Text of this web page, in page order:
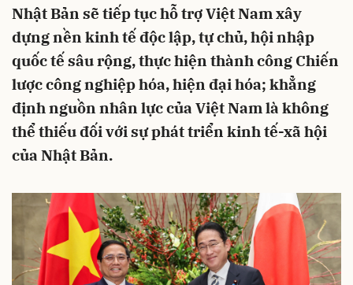
Nhật Bản sẽ tiếp tục hỗ trợ Việt Nam xây
dựng nền kinh tế độc lập, tự chủ, hội nhập
quốc tế sâu rộng, thực hiện thành công Chiến
lược công nghiệp hóa, hiện đại hóa; khẳng
định nguồn nhân lực của Việt Nam là không
thể thiếu đối với sự phát triển kinh tế-xã hội
của Nhật Bản.